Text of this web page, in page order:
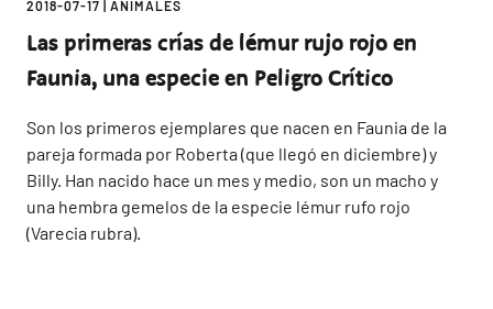
2018-07-17 ANIMALES
Las primeras crías de lémur rujo rojo en
Faunia, una especie en Peligro Crítico
Son los primeros ejemplares que nacen en Faunia de la
pareja formada por Roberta (que llegó en diciembre) y
Billy. Han nacido hace un mes y medio, son un macho y
una hembra gemelos de la especie lémur rufo rojo
(Varecia rubra).